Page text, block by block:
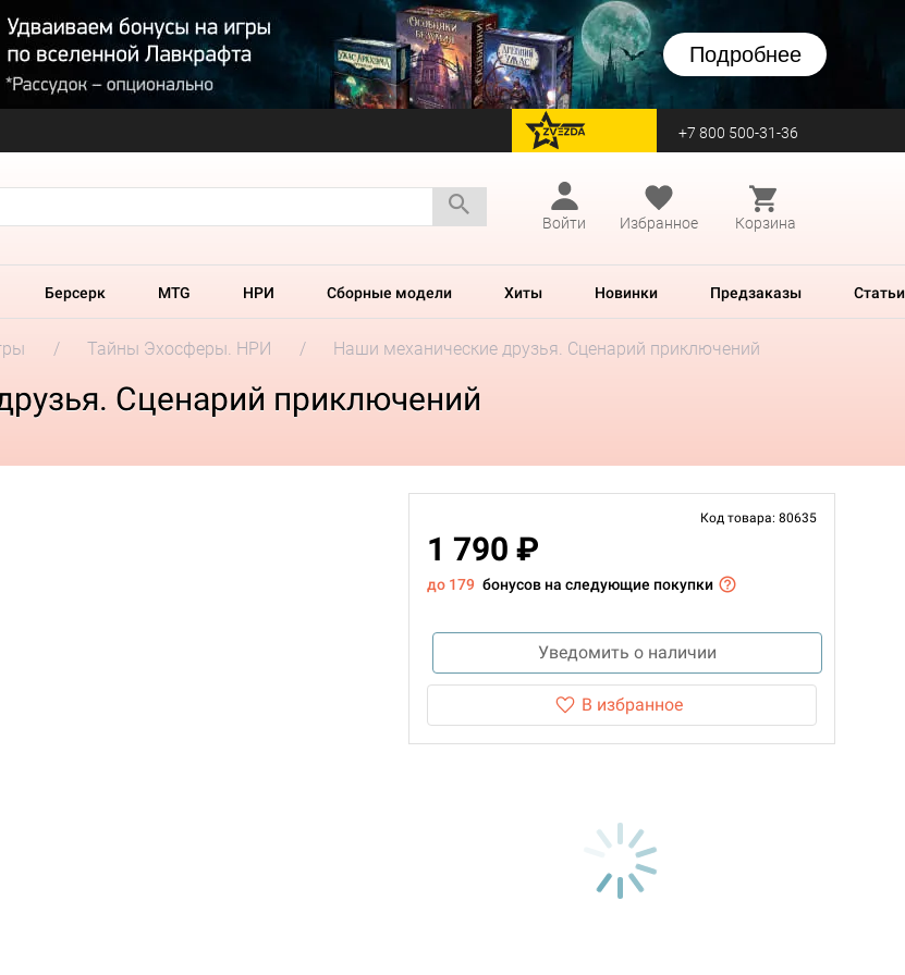
Подробнее
перейти на Zvezda +7 800 500-31-36
Войти
Избранное Корзина
Берсерк MTG НРИ Сборные модели Хиты Новинки Предзаказы Статьи
Тайны Эхосферы. НРИ Наши механические друзья. Сценарий приключений
Сценарий приключений
Код товара: 80635
1 790 ₽
до 179 бонусов на следующие покупки
Уведомить о наличии
В избранное